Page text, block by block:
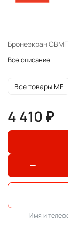
Бронеэкран
Все описание
Все товары MF
4 410 ₽
Имя и